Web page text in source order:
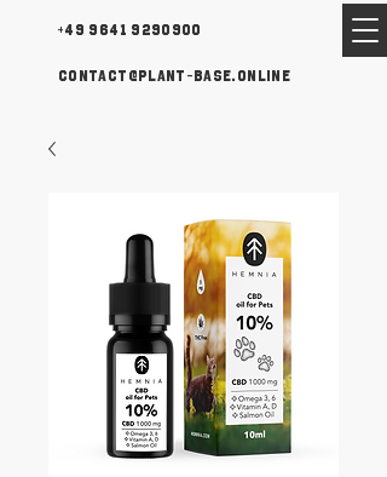
+49 9641 9290900
contact@plant-base.online